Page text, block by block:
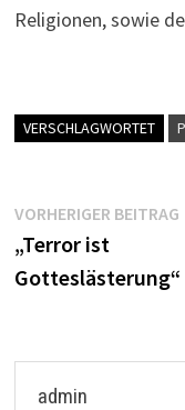
Religionen, sowie
VERSCHLAGWORTET
VORHERIGER BEITRAG
„Terror ist
Gotteslästerung“
admin